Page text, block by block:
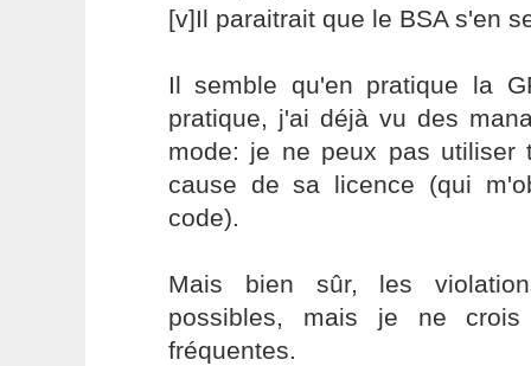
[v]Il paraitrait que le BSA s'en
Il semble qu'en pratique la
pratique, j'ai déjà vu des
mode: je ne peux pas utiliser
cause de sa licence (qui
code).
Mais bien sûr, les
possibles, mais je ne
fréquentes.